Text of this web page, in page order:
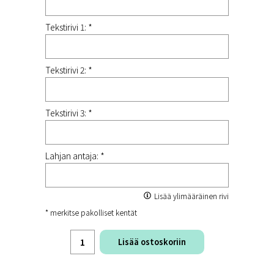
Tekstirivi 1: *
Tekstirivi 2: *
Tekstirivi 3: *
Lahjan antaja: *
Lisää ylimääräinen rivi
* merkitse pakolliset kentät
Lisää ostoskoriin